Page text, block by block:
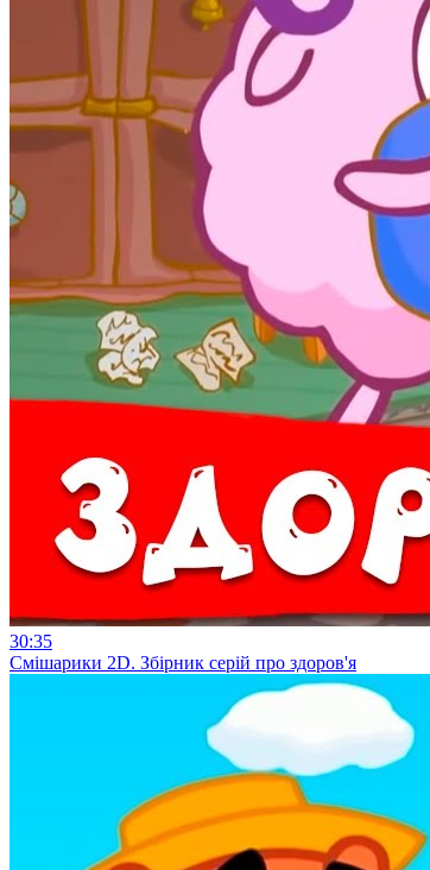
30:35
Смiшарики 2D. Збірник серій про здоров'я